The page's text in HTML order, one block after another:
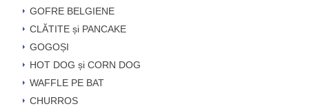
GOFRE BELGIENE
CLĂTITE și PANCAKE
GOGOȘI
HOT DOG și CORN DOG
WAFFLE PE BAT
CHURROS